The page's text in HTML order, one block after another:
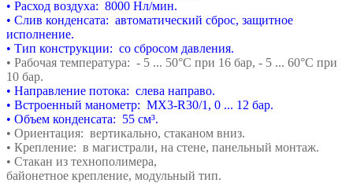
• Расход воздуха: 8000 Нл/мин.
• Слив конденсата: автоматический сброс, защитное
исполнение.
• Тип конструкции: со сбросом давления.
• Рабочая температура: - 5 ... 50°С при 16 бар, - 5 ... 60°С при
10 бар.
• Направление потока: слева направо.
• Встроенный манометр: MX3-R30/1, 0 ... 12 бар.
• Объем конденсата: 55 см³.
• Ориентация: вертикально, стаканом вниз.
• Крепление: в магистрали, на стене, панельный монтаж.
• Стакан из технополимера,
байонетное крепление, модульный тип.